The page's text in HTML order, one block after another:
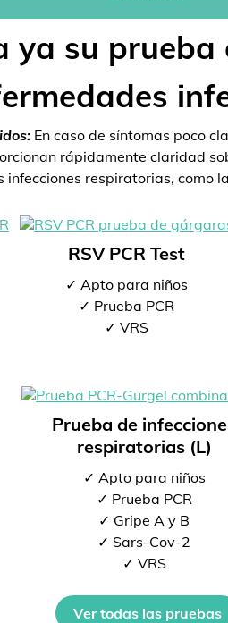
ya su prueba
En caso de síntomas poco
rápidamente claridad
respiratorias, como
RSV PCR Test
✓ Apto para niños
✓ Prueba PCR
✓ VRS
Prueba de
respiratorias (L)
✓ Apto para niños
✓ Prueba PCR
✓ Gripe A y B
✓ Sars-Cov-2
✓ VRS
Ver todas las pruebas